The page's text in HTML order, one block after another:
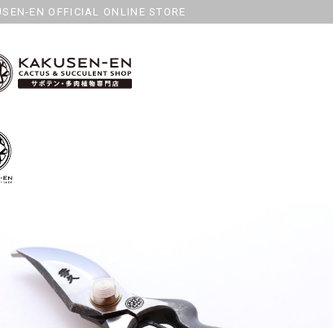
EN OFFICIAL ONLINE STORE